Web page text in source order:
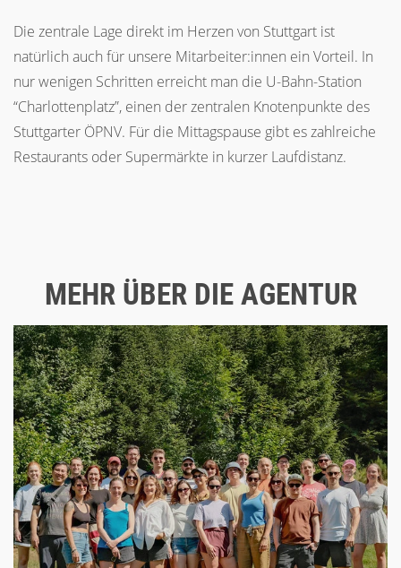
Die zentrale Lage direkt im Herzen von Stuttgart ist
natürlich auch für unsere Mitarbeiter:innen ein Vorteil. In
nur wenigen Schritten erreicht man die U-Bahn-Station
“Charlottenplatz”, einen der zentralen Knotenpunkte des
Stuttgarter ÖPNV. Für die Mittagspause gibt es zahlreiche
Restaurants oder Supermärkte in kurzer Laufdistanz.
MEHR ÜBER DIE AGENTUR